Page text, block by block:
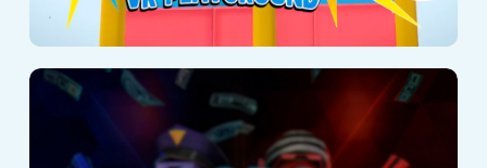
Cops vs Robbers